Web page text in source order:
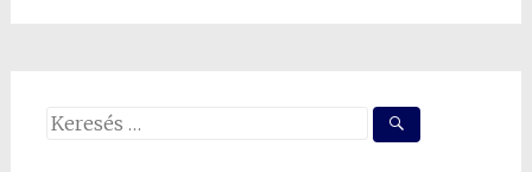
Search